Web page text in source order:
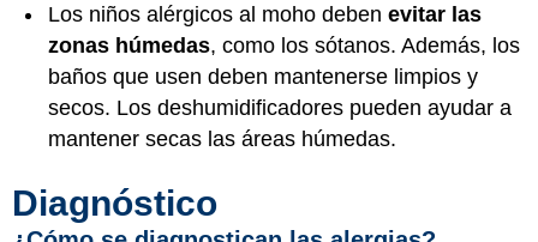
Los niños alérgicos al moho deben evitar las
zonas húmedas, como los sótanos. Además, los
baños que usen deben mantenerse limpios y
secos. Los deshumidificadores pueden ayudar a
mantener secas las áreas húmedas.
Diagnóstico